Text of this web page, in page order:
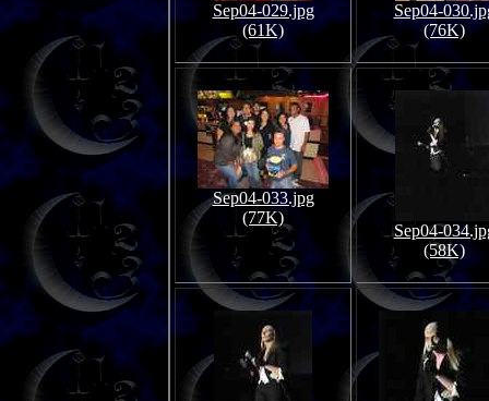
Sep04-029.jpg
(61K)
Sep04-
(76K)
Sep04-033.jpg
(77K)
Sep04-
(58K)